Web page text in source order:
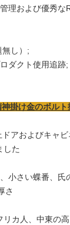
理および優秀な
し）;
ダクト使用追跡;
掛け金のボル
アおよびキャ
した
小さい蝶番、氏
さ
カ人、中東の